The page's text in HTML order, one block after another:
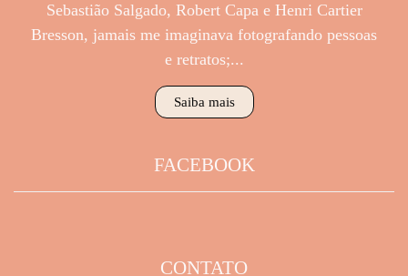
Sebastião Salgado, Robert Capa e Henri Cartier
Bresson, jamais me imaginava fotografando pessoas
e retratos;...
Saiba mais
FACEBOOK
CONTATO